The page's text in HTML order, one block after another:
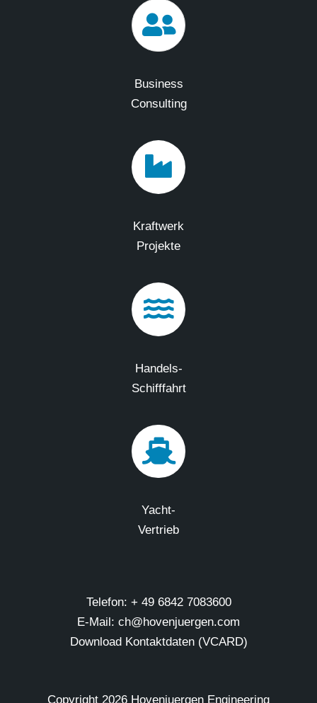
Business
Consulting
Kraftwerk
Projekte
Handels-
Schifffahrt
Yacht-
Vertrieb
Telefon: + 49 6842 7083600
E-Mail: ch@hovenjuergen.com
Download Kontaktdaten (VCARD)
Copyright 2026 Hovenjuergen Engineering